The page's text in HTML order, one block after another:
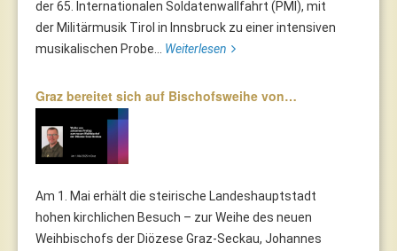
der 65. Internationalen Soldatenwallfahrt (PMI), mit
der Militärmusik Tirol in Innsbruck zu einer intensiven
musikalischen Probe... Weiterlesen
Graz bereitet sich auf Bischofsweihe von…
Am 1. Mai erhält die steirische Landeshauptstadt
hohen kirchlichen Besuch – zur Weihe des neuen
Weihbischofs der Diözese Graz-Seckau, Johannes